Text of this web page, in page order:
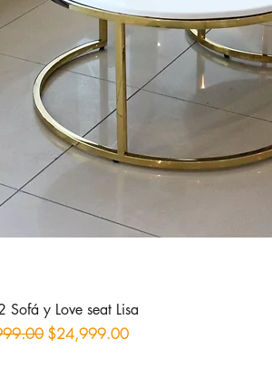
Sofá y Love seat Lisa
Precio de oferta
$24,999.00